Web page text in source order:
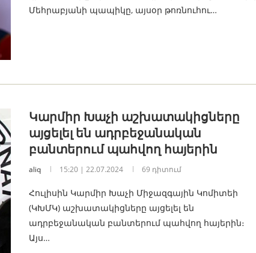
Մեհրաբյանի պապիկը, այսօր թոռնուհու…
Կարմիր Խաչի աշխատակիցները
այցելել են ադրբեջանական
բանտերում պահվող հայերին
aliq 15:20 | 22.07.2024 69 դիտում
Հուլիսին Կարմիր Խաչի Միջազգային Կոմիտեի
(ԿԽՄԿ) աշխատակիցները այցելել են
ադրբեջանական բանտերում պահվող հայերին։
Այս…